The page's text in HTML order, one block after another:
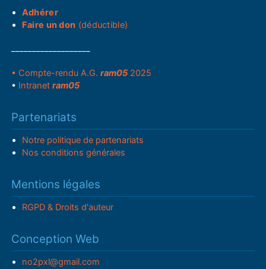
Adhérer
Faire un don (déductible)
• Compte-rendu A.G.ram05 2025
• Intranetram05
Partenariats
Notre politique de partenariats
Nos conditions générales
Mentions légales
RGPD & Droits d'auteur
Conception Web
no2pxl@gmail.com